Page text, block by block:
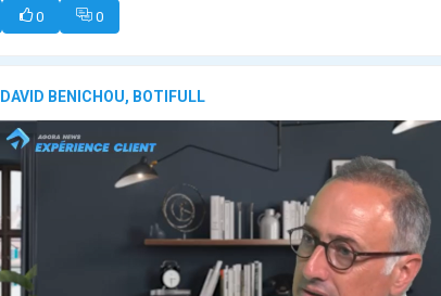
0 0
BENICHOU, BOTIFULL